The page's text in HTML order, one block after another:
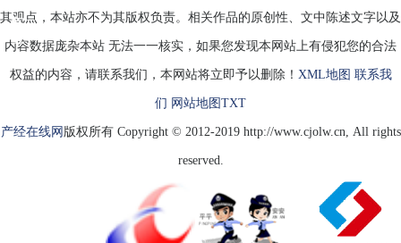
有
当
其观点，本站亦不为其版权负责。相关作品的原创性、文中陈述文字以及
内容数据庞杂本站 无法一一核实，如果您发现本网站上有侵犯您的合法
权益的内容，请联系我们，本网站将立即予以删除！ XML地图 联系我
们 网站地图 TXT
产经在线网 版权所有 Copyright © 2012-2019 http://www.cjolw.cn, All rights
reserved.